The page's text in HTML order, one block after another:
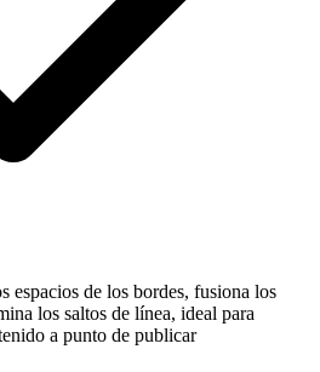
espacios de los bordes, fusiona los
los saltos de línea, ideal para
a punto de publicar